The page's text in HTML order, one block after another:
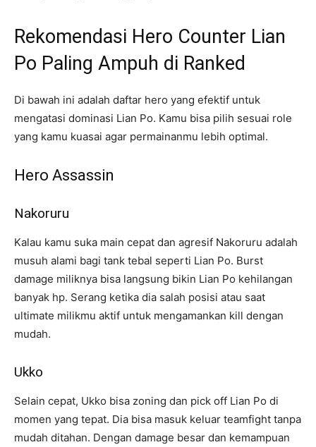
Rekomendasi Hero Counter Lian
Po Paling Ampuh di Ranked
Di bawah ini adalah daftar hero yang efektif untuk
mengatasi dominasi Lian Po. Kamu bisa pilih sesuai role
yang kamu kuasai agar permainanmu lebih optimal.
Hero Assassin
Nakoruru
Kalau kamu suka main cepat dan agresif Nakoruru adalah
musuh alami bagi tank tebal seperti Lian Po. Burst
damage miliknya bisa langsung bikin Lian Po kehilangan
banyak hp. Serang ketika dia salah posisi atau saat
ultimate milikmu aktif untuk mengamankan kill dengan
mudah.
Ukko
Selain cepat, Ukko bisa zoning dan pick off Lian Po di
momen yang tepat. Dia bisa masuk keluar teamfight tanpa
mudah ditahan. Dengan damage besar dan kemampuan